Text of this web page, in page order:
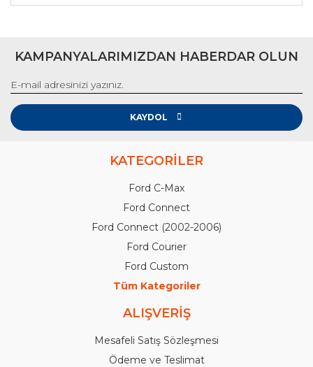
KAMPANYALARIMIZDAN HABERDAR OLUN
KAYDOL
KATEGORİLER
Ford C-Max
Ford Connect
Ford Connect (2002-2006)
Ford Courier
Ford Custom
Tüm Kategoriler
ALIŞVERİŞ
Mesafeli Satış Sözleşmesi
Ödeme ve Teslimat